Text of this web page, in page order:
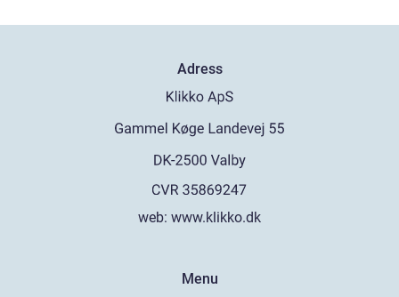
Adress
web: www.klikko.dk
Menu